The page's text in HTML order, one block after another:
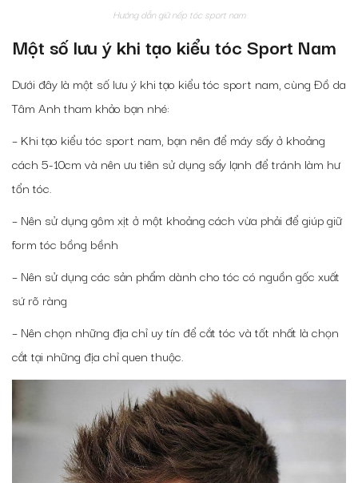
Hướng dẫn giữ nếp tóc sport nam
Một số lưu ý khi tạo kiểu tóc Sport Nam
Dưới đây là một số lưu ý khi tạo kiểu tóc sport nam, cùng Đồ da
Tâm Anh tham khảo bạn nhé:
– Khi tạo kiểu tóc sport nam, bạn nên để máy sấy ở khoảng
cách 5-10cm và nên ưu tiên sử dụng sấy lạnh để tránh làm hư
tổn tóc.
– Nên sử dụng gôm xịt ở một khoảng cách vừa phải để giúp giữ
form tóc bồng bềnh
– Nên sử dụng các sản phẩm dành cho tóc có nguồn gốc xuất
sứ rõ ràng
– Nên chọn những địa chỉ uy tín để cắt tóc và tốt nhất là chọn
cắt tại những địa chỉ quen thuộc.